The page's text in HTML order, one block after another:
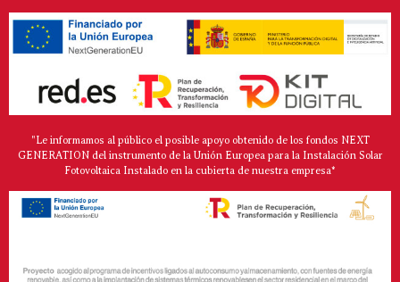
"Le informamos al público el posible apoyo obtenido de los fondos NEXT
GENERATION del instrumento de la Unión Europea para la Instalación Solar
Fotovoltaica Instalado en la cubierta de nuestra empresa*